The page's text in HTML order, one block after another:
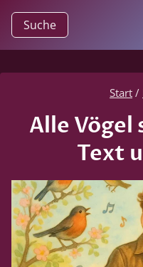
Zum
Inhalt
springen
Suche
Start /
Alle Vögel
Text